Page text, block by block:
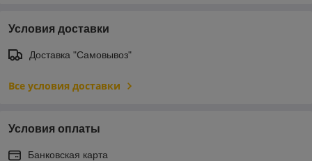
Условия доставки
Доставка "Самовывоз"
Все условия доставки
Условия оплаты
Банковская карта